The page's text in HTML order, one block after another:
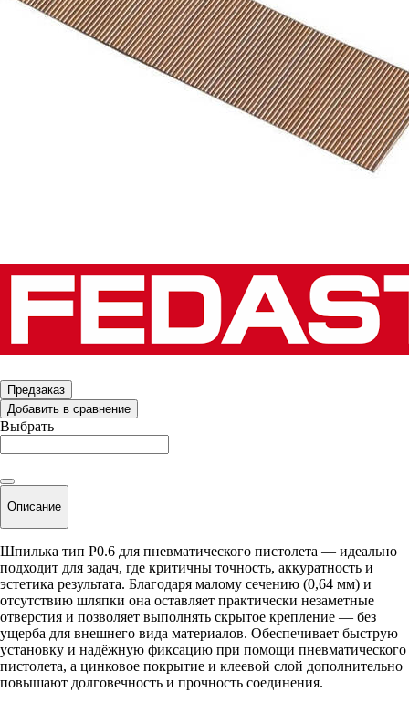
Предзаказ
Добавить в сравнение
Выбрать
Описание
Шпилька тип P0.6 для пневматического пистолета — идеально
подходит для задач, где критичны точность, аккуратность и
эстетика результата. Благодаря малому сечению (0,64 мм) и
отсутствию шляпки она оставляет практически незаметные
отверстия и позволяет выполнять скрытое крепление — без
ущерба для внешнего вида материалов. Обеспечивает быструю
установку и надёжную фиксацию при помощи пневматического
пистолета, а цинковое покрытие и клеевой слой дополнительно
повышают долговечность и прочность соединения.